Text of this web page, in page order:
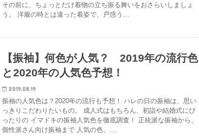
その前に、ちょっとだけ着物の立ち振る舞いをおさらいしましょ
う。 洋服の時とは違った着姿で、戸惑う…
【振袖】何色が人気？ 2019年の流行色
と2020年の人気色予想！
2019.08.19
振袖の人気色は？2020年の流行も予想！ ハレの日の振袖は、思い
っきりこだわりたいもの。 成人式はもちろん、初詣や結婚式にぴ
ったりの イマドキの振袖人気色を徹底調査！ 正統派な振袖から、
個性派さん向け振袖まで 人気の色、…